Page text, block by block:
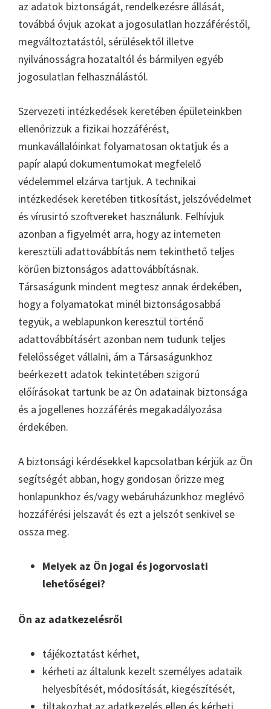
az adatok biztonságát, rendelkezésre állását,
továbbá óvjuk azokat a jogosulatlan hozzáféréstől,
megváltoztatástól, sérülésektől illetve
nyilvánosságra hozataltól és bármilyen egyéb
jogosulatlan felhasználástól.
Szervezeti intézkedések keretében épületeinkben
ellenőrizzük a fizikai hozzáférést,
munkavállalóinkat folyamatosan oktatjuk és a
papír alapú dokumentumokat megfelelő
védelemmel elzárva tartjuk. A technikai
intézkedések keretében titkosítást, jelszóvédelmet
és vírusirtó szoftvereket használunk. Felhívjuk
azonban a figyelmét arra, hogy az interneten
keresztüli adattovábbítás nem tekinthető teljes
körűen biztonságos adattovábbításnak.
Társaságunk mindent megtesz annak érdekében,
hogy a folyamatokat minél biztonságosabbá
tegyük, a weblapunkon keresztül történő
adattovábbításért azonban nem tudunk teljes
felelősséget vállalni, ám a Társaságunkhoz
beérkezett adatok tekintetében szigorú
előírásokat tartunk be az Ön adatainak biztonsága
és a jogellenes hozzáférés megakadályozása
érdekében.
A biztonsági kérdésekkel kapcsolatban kérjük az Ön
segítségét abban, hogy gondosan őrizze meg
honlapunkhoz és/vagy webáruházunkhoz meglévő
hozzáférési jelszavát és ezt a jelszót senkivel se
ossza meg.
Melyek az Ön jogai és jogorvoslati
lehetőségei?
Ön az adatkezelésről
tájékoztatást kérhet,
kérheti az általunk kezelt személyes adataik
helyesbítését, módosítását, kiegészítését,